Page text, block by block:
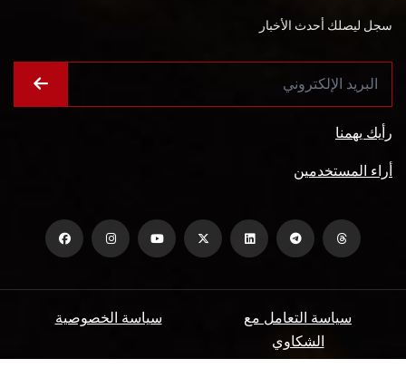
سجل ليصلك أحدث الأخبار
رأيك يهمنا
أراء المستخدمين
سياسة الخصوصية
سياسة التعامل مع
الشكاوي